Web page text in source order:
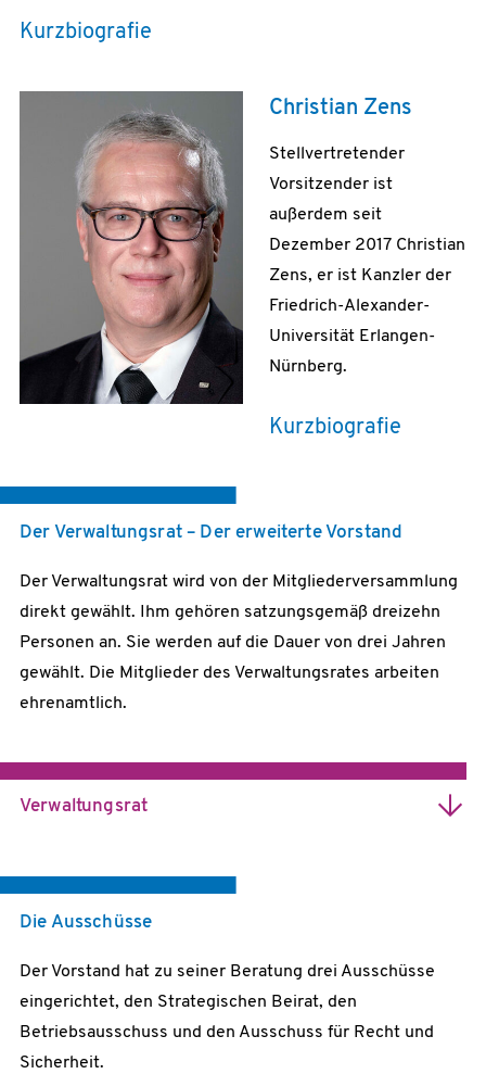
Kurzbiografie
Christian Zens
Stellvertretender
Vorsitzender ist
außerdem seit
Dezember 2017 Christian
Zens, er ist Kanzler der
Friedrich-Alexander-
Universität Erlangen-
Nürnberg.
Kurzbiografie
Der Verwaltungsrat – Der erweiterte Vorstand
Der Verwaltungsrat wird von der Mitgliederversammlung
direkt gewählt. Ihm gehören satzungsgemäß dreizehn
Personen an. Sie werden auf die Dauer von drei Jahren
gewählt. Die Mitglieder des Verwaltungsrates arbeiten
ehrenamtlich.
Verwaltungsrat
Leiterin der Universitäts-IT Mannheim
Direktor des Department Geoinformation und CIO am GFZ
Gesellschafter-Geschäftsführer der DAASI International
GmbH
Ilona Glaser
Die Ausschüsse
Der Vorstand hat zu seiner Beratung drei Ausschüsse
eingerichtet, den Strategischen Beirat, den
Betriebsausschuss und den Ausschuss für Recht und
Sicherheit.